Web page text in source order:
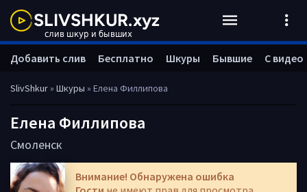
SlivShkur» Шкуры » Елена Филлипова
Елена Филлипова
Смоленск
Внимание! Обнаружена ошибка
Добавить слив Бесплатно Шкуры Бывшие С видео